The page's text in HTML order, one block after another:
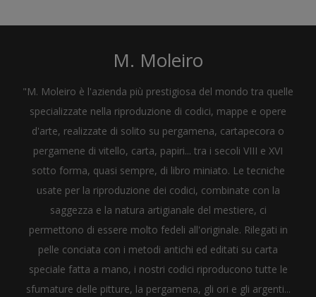
M. Moleiro
"M. Moleiro è l'azienda più prestigiosa del mondo tra quelle
specializzate nella riproduzione di codici, mappe e opere
d'arte, realizzate di solito su pergamena, cartapecora o
pergamene di vitello, carta, papiri... tra i secoli VIII e XVI
sotto forma, quasi sempre, di libro miniato. Le tecniche
usate per la riproduzione dei codici, combinate con la
saggezza e la natura artigianale del mestiere, ci
permettono di essere molto fedeli all'originale. Rilegati in
pelle conciata con i metodi antichi ed editati su carta
speciale fatta a mano, i nostri codici riproducono tutte le
sfumature delle pitture, la pergamena, gli ori e gli argenti...